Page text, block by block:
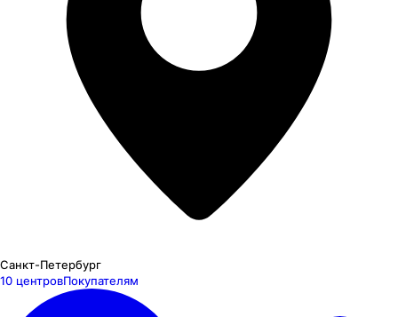
Санкт-Петербург
10 центровПокупателям